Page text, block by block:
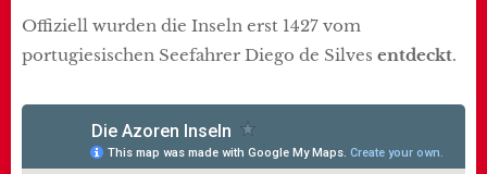
Offiziell wurden die Inseln erst 1427 vom
portugiesischen Seefahrer Diego de Silves entdeckt.